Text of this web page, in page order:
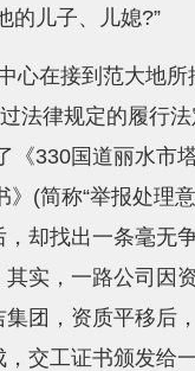
的儿子、儿媳?”
心在接到范大地
法律规定的履行
《330国道丽水市
(简称“举报处理
却找出一条毫无
实，一路公司因
团，资质平移后
交工证书颁发给